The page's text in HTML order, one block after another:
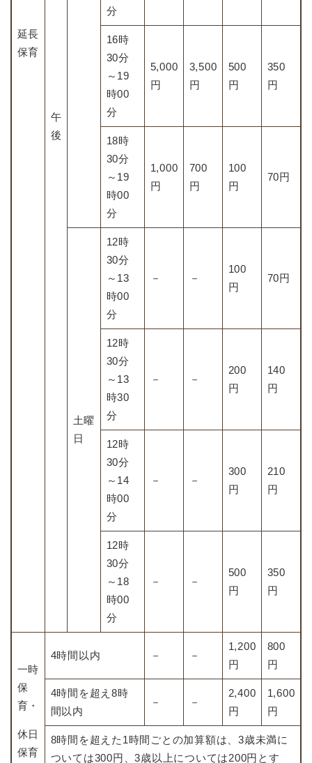
延長
保育
午
後
分
16時
30分
～19
時00
分
5,000
円
3,500
円
500
円
350
円
18時
30分
～19
時00
分
1,000
円
700
円
100
円
70円
土曜
日
12時
30分
～13
時00
分
－ －
100
円
70円
12時
30分
～13
時30
分
－ －
200
円
140
円
12時
30分
～14
時00
分
－ －
300
円
210
円
12時
30分
～18
時00
分
－ －
500
円
350
円
一時
保
育・
休日
保育
4時間以内 － －
1,200
円
800
円
4時間を超え8時
間以内
－ －
2,400
円
1,600
円
8時間を超えた1時間ごとの加算額は、3歳未満に
ついては300円、3歳以上については200円とす